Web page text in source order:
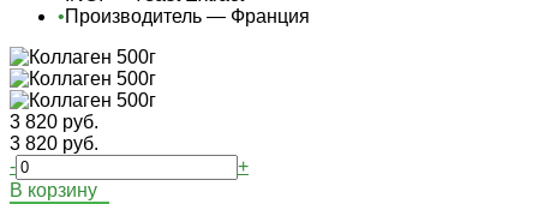
•Производитель — Франция
3 820 руб.
3 820 руб.
-
+
В корзину